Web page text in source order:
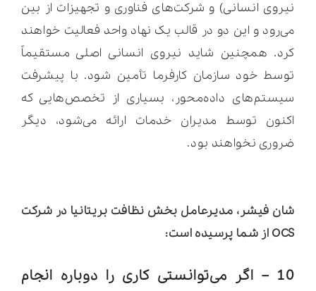
نیروی انسانی) و شرکت‌های فناوری و تجهیزات از بین
می‌رود و این دو در قالب یک نهاد واحد فعالیت خواهند
کرد. همچنین شاید نیروی انسانی اصلی مستقیماً
توسط خود سازمان کارفرما تأمین شود. با پیشرفت
سیستم‌های داده‌محور، بسیاری از تخصص‌هایی که
اکنون توسط مدیران خدمات ارائه می‌شود، دیگر
ضروری نخواهند بود.
شان فیشر، مدیرعامل بخش نظافت بریتانیا در شرکت
OCS از شما پرسیده است:
10 – اگر می‌توانستی کاری را دوباره انجام